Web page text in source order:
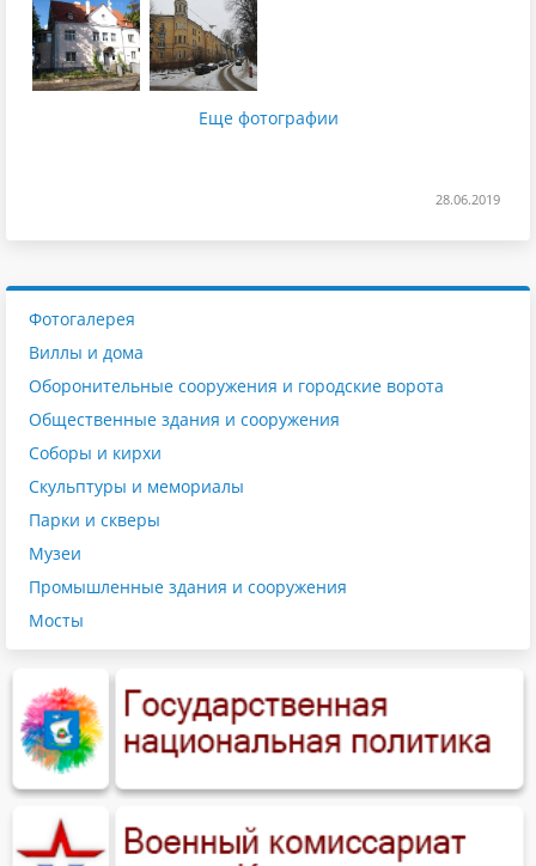
Еще фотографии
28.06.2019
Фотогалерея
Виллы и дома
Оборонительные сооружения и городские ворота
Общественные здания и сооружения
Соборы и кирхи
Скульптуры и мемориалы
Парки и скверы
Музеи
Промышленные здания и сооружения
Мосты